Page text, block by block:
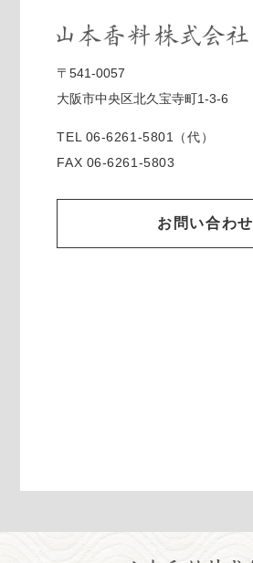
〒541-0057
大阪市中央区北久宝寺町1-3-6
TEL 06-6261-5801 （代）
FAX 06-6261-5803
お問い合わせ